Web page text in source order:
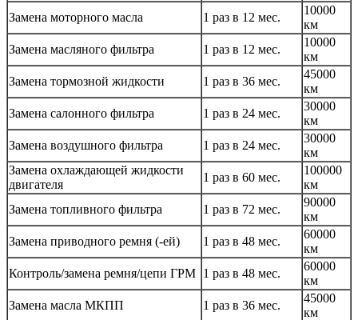
Замена моторного масла 1 раз в 12 мес.
10000
км
Замена масляного фильтра
1 раз в 12 мес.
10000
км
Замена тормозной жидкости
1 раз в 36 мес.
45000
км
Замена салонного фильтра
1 раз в 24 мес.
30000
км
Замена воздушного фильтра
1 раз в 24 мес.
30000
км
Замена охлаждающей жидкости
двигателя
1 раз в 60 мес.
100000
км
Замена топливного фильтра
1 раз в 72 мес.
90000
км
Замена приводного ремня (-ей)
1 раз в 48 мес.
60000
км
Контроль/замена ремня/цепи ГРМ 1 раз в 48 мес.
60000
км
Замена масла МКПП
1 раз в 36 мес.
45000
км